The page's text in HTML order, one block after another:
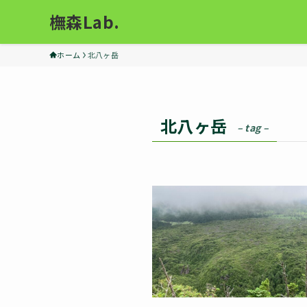
橅森Lab.
ホーム 北八ヶ岳
北八ヶ岳 – tag –